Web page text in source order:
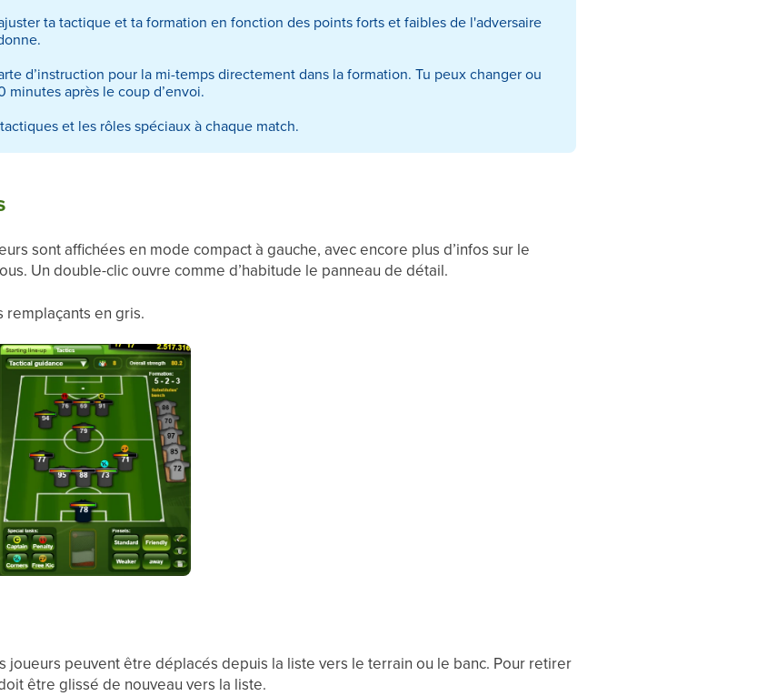
ta tactique et ta formation en fonction des points forts et faibles de l'adversaire
d’instruction pour la mi-temps directement dans la formation. Tu peux changer ou
minutes après le coup d’envoi.
et les rôles spéciaux à chaque match.
sont affichées en mode compact à gauche, avec encore plus d’infos sur le
Un double-clic ouvre comme d’habitude le panneau de détail.
remplaçants en gris.
joueurs peuvent être déplacés depuis la liste vers le terrain ou le banc. Pour retirer
être glissé de nouveau vers la liste.